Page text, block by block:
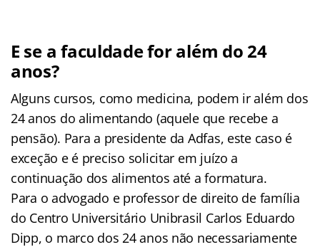
E se a faculdade for além do 24
anos?
Alguns cursos, como medicina, podem ir além dos
24 anos do alimentando (aquele que recebe a
pensão). Para a presidente da Adfas, este caso é
exceção e é preciso solicitar em juízo a
continuação dos alimentos até a formatura.
Para o advogado e professor de direito de família
do Centro Universitário Unibrasil Carlos Eduardo
Dipp, o marco dos 24 anos não necessariamente